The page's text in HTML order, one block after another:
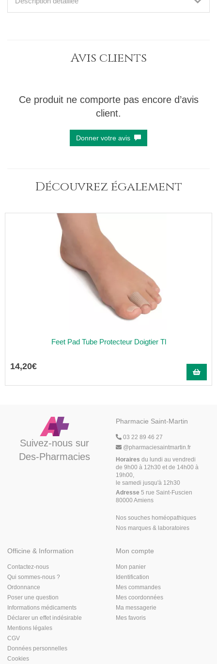
Avis clients
Ce produit ne comporte pas encore d’avis
client.
Donner votre avis
Découvrez également
Feet Pad Tube Protecteur Doigtier Tl
14,20€
Suivez-nous sur
Des-Pharmacies
Pharmacie Saint-Martin
03 22 89 46 27
@pharmaciesaintmartin.fr
Horaires du lundi au vendredi
de 9h00 à 12h30 et de 14h00 à
19h00,
le samedi jusqu'à 12h30
Adresse 5 rue Saint-Fuscien
80000 Amiens
Nos souches homéopathiques
Nos marques & laboratoires
Officine & Information
Contactez-nous
Qui sommes-nous ?
Ordonnance
Poser une question
Informations médicaments
Déclarer un effet indésirable
Mentions légales
CGV
Données personnelles
Cookies
Mon compte
Mon panier
Identification
Mes commandes
Mes coordonnées
Ma messagerie
Mes favoris